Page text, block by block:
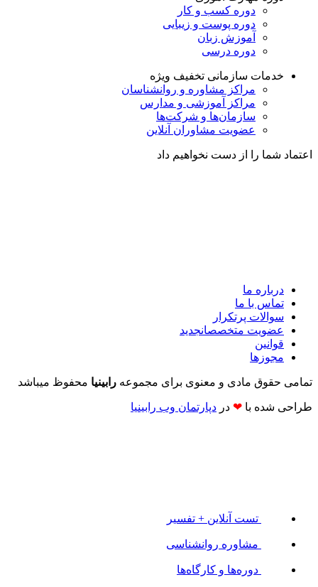
دوره کسب و کار
دوره پوست و زیبایی
آموزش زبان
دوره درسی
خدمات سازمانی تخفیف ویژه
مراکز مشاوره و روانشناسان
مراکز آموزشی و مدارس
سازمان‌ها و شرکت‌ها
عضویت مشاوران آنلاین
اعتماد شما را از دست نخواهیم داد
درباره ما
تماس با ما
سوالات پرتکرار
عضویت متخصصانجدید
قوانین
مجوزها
تمامی حقوق مادی و معنوی برای مجموعه رابینیا محفوظ میباشد
طراحی شده با ❤ در دپارتمان وب رابینیا​​
تست آنلاین + تفسیر
مشاوره روانشناسی
دوره‌ها و کارگاه‌ها